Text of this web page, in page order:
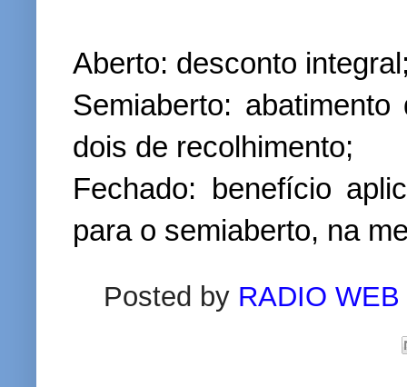
Aberto: desconto
Semiaberto:
dois de recolhimento;
Fechado: benefício
para o semiaberto, na
Posted by RADIO